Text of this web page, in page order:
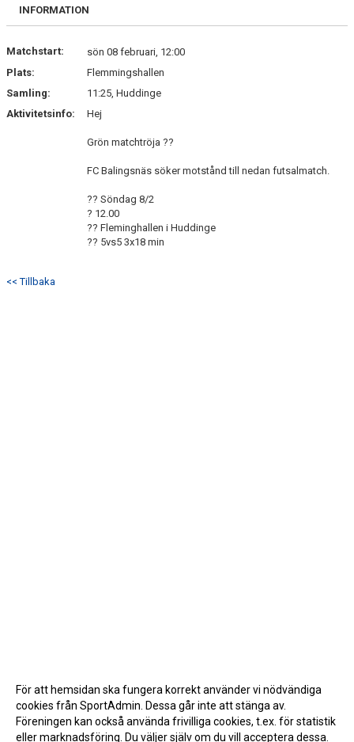
BILDGALLERI
KONTAKT
INFORMATION
Matchstart:
sön 08 februari, 12:00
Plats:
Flemmingshallen
Samling:
11:25, Huddinge
Aktivitetsinfo:
Hej
Grön matchtröja ??
FC Balingsnäs söker motstånd till nedan futsalmatch.
?? Söndag 8/2
? 12.00
?? Fleminghallen i Huddinge
?? 5vs5 3x18 min
<< Tillbaka
För att hemsidan ska fungera korrekt använder vi nödvändiga
cookies från SportAdmin. Dessa går inte att stänga av.
Föreningen kan också använda frivilliga cookies, t.ex. för statistik
eller marknadsföring. Du väljer själv om du vill acceptera dessa.